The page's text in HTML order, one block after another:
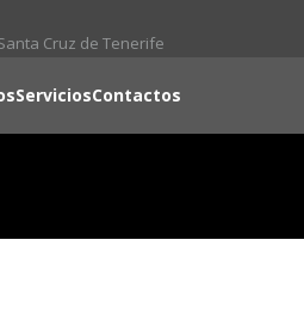
Cruz de Tenerife
ServiciosContactos